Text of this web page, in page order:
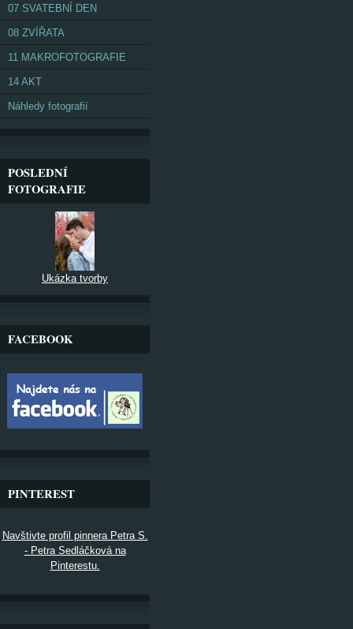
07 SVATEBNÍ DEN
08 ZVÍŘATA
11 MAKROFOTOGRAFIE
14 AKT
Náhledy fotografií
POSLEDNÍ
FOTOGRAFIE
Ukázka tvorby
FACEBOOK
PINTEREST
Navštivte profil pinnera Petra S.
- Petra Sedláčková na
Pinterestu.